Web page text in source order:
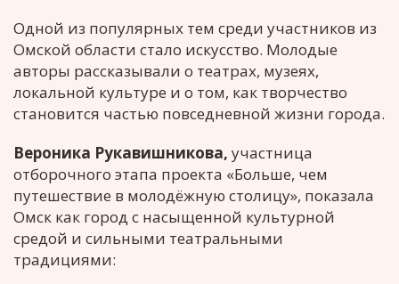
Одной из популярных тем среди участников из
Омской области стало искусство. Молодые
авторы рассказывали о театрах, музеях,
локальной культуре и о том, как творчество
становится частью повседневной жизни города.
Вероника Рукавишникова, участница
отборочного этапа проекта «Больше, чем
путешествие в молодёжную столицу», показала
Омск как город с насыщенной культурной
средой и сильными театральными
традициями: